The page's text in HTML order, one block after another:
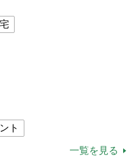
ト
一覧を見る